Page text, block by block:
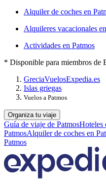
Alquiler de coches en
Alquileres vacacionales
Actividades en Patmos
* Disponible para miembros de
GreciaVuelosExpedia.es
Islas griegas
Vuelos a Patmos
Organiza tu viaje
Guía de viaje de PatmosHoteles
PatmosAlquiler de coches en
Patmos